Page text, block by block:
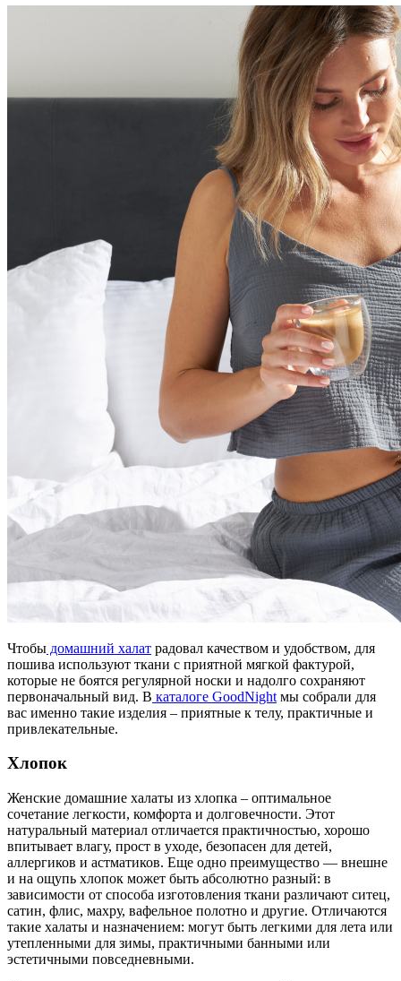
Чтобы домашний халат радовал качеством и удобством, для
пошива используют ткани с приятной мягкой фактурой,
которые не боятся регулярной носки и надолго сохраняют
первоначальный вид. В каталоге GoodNight мы собрали для
вас именно такие изделия – приятные к телу, практичные и
привлекательные.
Хлопок
Женские домашние халаты из хлопка – оптимальное
сочетание легкости, комфорта и долговечности. Этот
натуральный материал отличается практичностью, хорошо
впитывает влагу, прост в уходе, безопасен для детей,
аллергиков и астматиков. Еще одно преимущество — внешне
и на ощупь хлопок может быть абсолютно разный: в
зависимости от способа изготовления ткани различают ситец,
сатин, флис, махру, вафельное полотно и другие. Отличаются
такие халаты и назначением: могут быть легкими для лета или
утепленными для зимы, практичными банными или
эстетичными повседневными.